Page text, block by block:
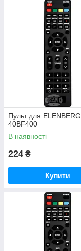
Пульт для ELENBERG
40BF400
В наявності
224 ₴
Купити